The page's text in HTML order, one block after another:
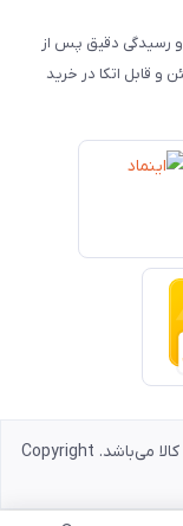
رسیدگی دقیق پس از
و قابل اتکا در خرید
کلیه حقوق این سایت متعلق به فروشگاه اچ پی کالا می‌باشد. Copyright